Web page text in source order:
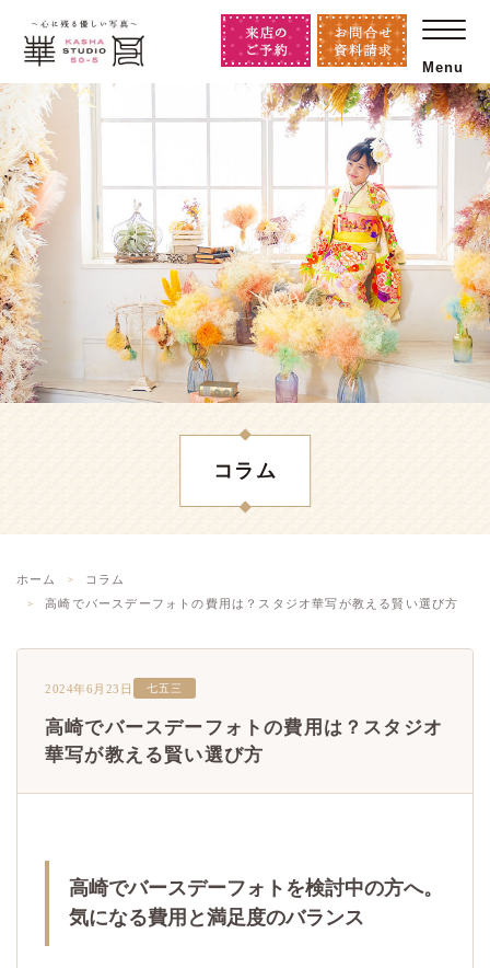
Menu
コラム
ホーム
コラム
高崎でバースデーフォトの費用は？スタジオ華写が教える賢い選び方
2024年6月23日 七五三
高崎でバースデーフォトの費用は？スタジオ
華写が教える賢い選び方
高崎でバースデーフォトを検討中の方へ。
気になる費用と満足度のバランス